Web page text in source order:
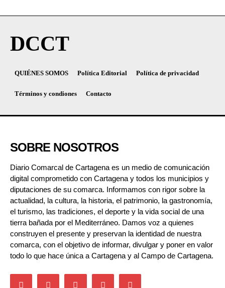
DCCT
QUIÉNES SOMOS Política Editorial Política de privacidad
Términos y condiones Contacto
SOBRE NOSOTROS
Diario Comarcal de Cartagena es un medio de comunicación
digital comprometido con Cartagena y todos los municipios y
diputaciones de su comarca. Informamos con rigor sobre la
actualidad, la cultura, la historia, el patrimonio, la gastronomía,
el turismo, las tradiciones, el deporte y la vida social de una
tierra bañada por el Mediterráneo. Damos voz a quienes
construyen el presente y preservan la identidad de nuestra
comarca, con el objetivo de informar, divulgar y poner en valor
todo lo que hace única a Cartagena y al Campo de Cartagena.